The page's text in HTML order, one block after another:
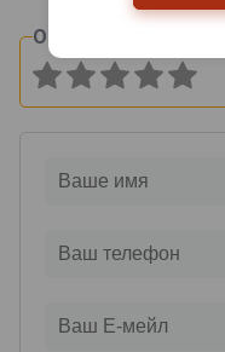
Оцените и